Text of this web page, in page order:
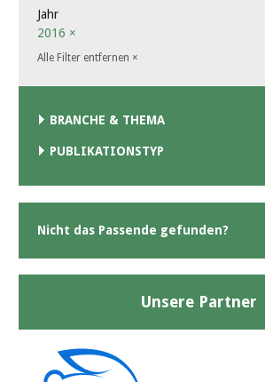
Jahr
2016 ×
Alle Filter entfernen ×
BRANCHE & THEMA
PUBLIKATIONSTYP
Nicht das Passende gefunden?
Unsere Partner